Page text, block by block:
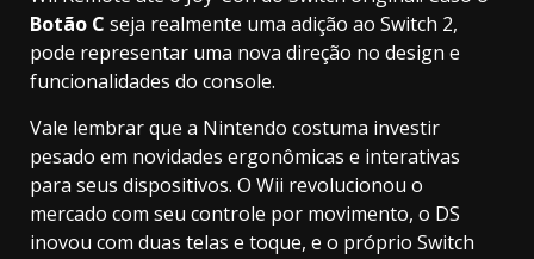
Botão C seja realmente uma adição ao Switch 2,
pode representar uma nova direção no design e
funcionalidades do console.
Vale lembrar que a Nintendo costuma investir
pesado em novidades ergonômicas e interativas
para seus dispositivos. O Wii revolucionou o
mercado com seu controle por movimento, o DS
inovou com duas telas e toque, e o próprio Switch